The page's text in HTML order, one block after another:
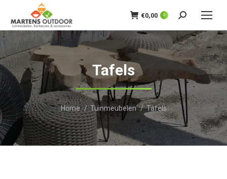
€0,00 0 Zoeken:
Tafels
Je bent hier:
Home Tuinmeubelen Tafels